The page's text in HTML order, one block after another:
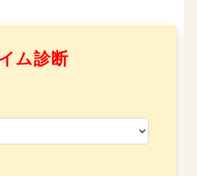
ム診断